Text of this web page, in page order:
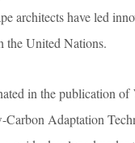
architects have led
the United Nations.
in the publication
Adaptation